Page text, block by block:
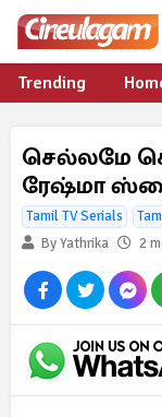
Trending
செல்லமே
ரேஷ்மா
Tamil TV Serials
By Yathrika
2